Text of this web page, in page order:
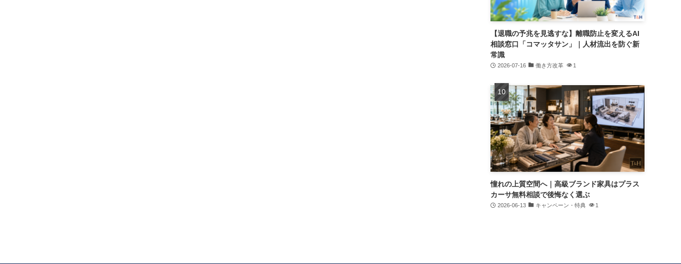
【退職の予兆を見逃すな】離職防止を変えるAI
相談窓口「コマッタサン」｜人材流出を防ぐ新
常識
2026-07-16 働き方改革 1
憧れの上質空間へ｜高級ブランド家具はプラス
カーサ無料相談で後悔なく選ぶ
2026-06-13 キャンペーン・特典 1